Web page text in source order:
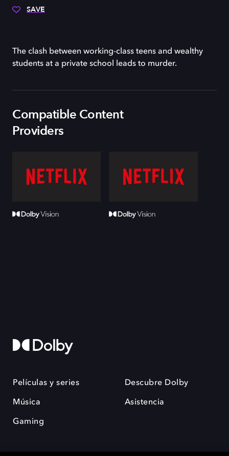
SAVE
The clash between working-class teens and wealthy
students at a private school leads to murder.
Compatible Content
Providers
Películas y series
Música
Gaming
Descubre Dolby
Asistencia